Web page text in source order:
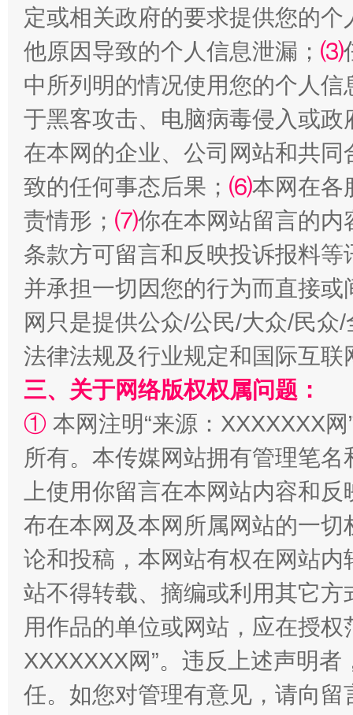
国家大学科技园优化重塑工作
扯下公款旅游的“隐身衣” 如何以
“蜀中异人”王建安的艺术幻境
定或相关政府的要求提供您的个
他原因导致的个人信息泄漏； ⑶
中所列明的情况使用您的个人
于黑客攻击、电脑病毒侵入或
在本网的企业、公司网站和共
致的任何事态后果； ⑹本网在各
责情形； ⑺你在本网站留言的内
条款方可留言和反映投诉报料
并承担一切因您的行为而直接
网只是提供公众/公民/大众/民
法律法规及行业规定和国际互
三、关于网络版权权属问题：
① 本网注明“来源：XXXXXXX
所有。本传媒网站拥有管理笔
上使用你留言在本网站内容和
布在本网及本网所属网站的一
论和投稿，本网站有权在网站
站不得转载、摘编或利用其它
用作品的单位或网站，应在授
XXXXXXX网”。违反上述声明
任。如您对管理有意见，请向